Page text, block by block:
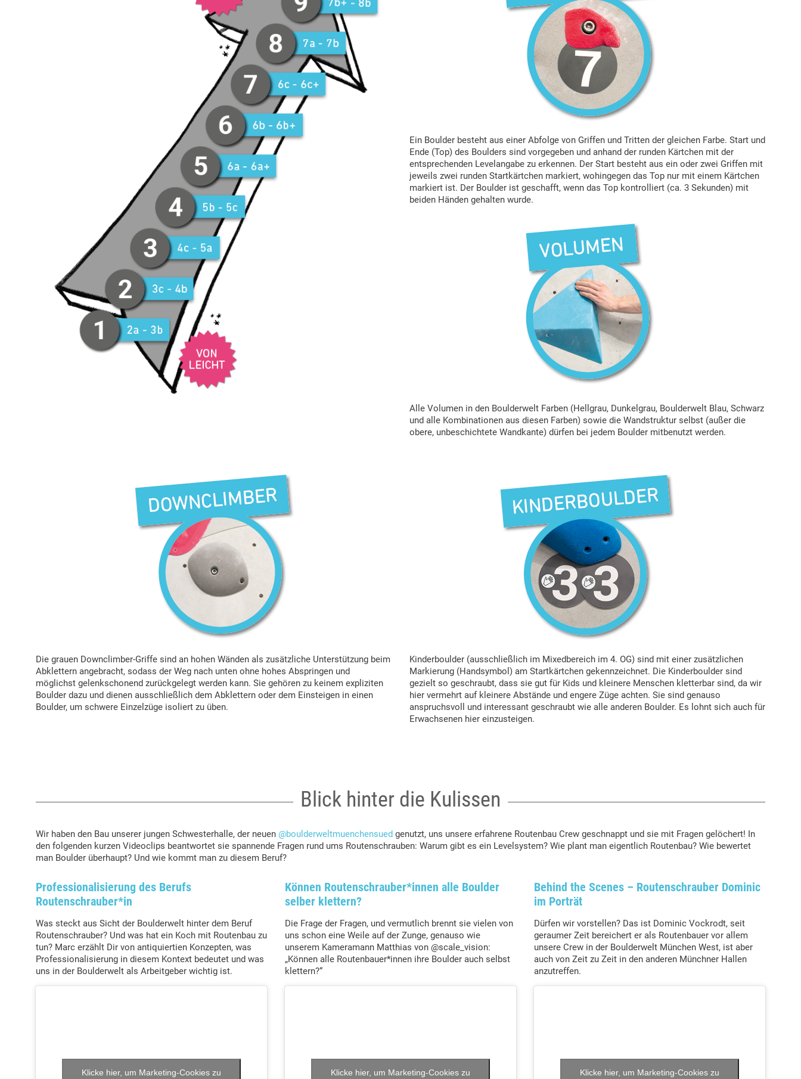
Ein Boulder besteht aus einer Abfolge von Griffen und Tritten der gleichen Farbe. Start und
Ende (Top) des Boulders sind vorgegeben und anhand der runden Kärtchen mit der
entsprechenden Levelangabe zu erkennen. Der Start besteht aus ein oder zwei Griffen mit
jeweils zwei runden Startkärtchen markiert, wohingegen das Top nur mit einem Kärtchen
markiert ist. Der Boulder ist geschafft, wenn das Top kontrolliert (ca. 3 Sekunden) mit
beiden Händen gehalten wurde.
Alle Volumen in den Boulderwelt Farben (Hellgrau, Dunkelgrau, Boulderwelt Blau, Schwarz
und alle Kombinationen aus diesen Farben) sowie die Wandstruktur selbst (außer die
obere, unbeschichtete Wandkante) dürfen bei jedem Boulder mitbenutzt werden.
Die grauen Downclimber-Griffe sind an hohen Wänden als zusätzliche Unterstützung beim
Abklettern angebracht, sodass der Weg nach unten ohne hohes Abspringen und
möglichst gelenkschonend zurückgelegt werden kann. Sie gehören zu keinem expliziten
Boulder dazu und dienen ausschließlich dem Abklettern oder dem Einsteigen in einen
Boulder, um schwere Einzelzüge isoliert zu üben.
Kinderboulder (ausschließlich im Mixedbereich im 4. OG) sind mit einer zusätzlichen
Markierung (Handsymbol) am Startkärtchen gekennzeichnet. Die Kinderboulder sind
gezielt so geschraubt, dass sie gut für Kids und kleinere Menschen kletterbar sind, da wir
hier vermehrt auf kleinere Abstände und engere Züge achten. Sie sind genauso
anspruchsvoll und interessant geschraubt wie alle anderen Boulder. Es lohnt sich auch für
Erwachsenen hier einzusteigen.
Blick hinter die Kulissen
Wir haben den Bau unserer jungen Schwesterhalle, der neuen @boulderweltmuenchensued genutzt, uns unsere erfahrene Routenbau Crew geschnappt und sie mit Fragen gelöchert! In
den folgenden kurzen Videoclips beantwortet sie spannende Fragen rund ums Routenschrauben: Warum gibt es ein Levelsystem? Wie plant man eigentlich Routenbau? Wie bewertet
man Boulder überhaupt? Und wie kommt man zu diesem Beruf?
Professionalisierung des Berufs
Routenschrauber*in
Was steckt aus Sicht der Boulderwelt hinter dem Beruf
Routenschrauber? Und was hat ein Koch mit Routenbau zu
tun? Marc erzählt Dir von antiquiertien Konzepten, was
Professionalisierung in diesem Kontext bedeutet und was
uns in der Boulderwelt als Arbeitgeber wichtig ist.
Klicke hier, um Marketing-Cookies zu
Können Routenschrauber*innen alle Boulder
selber klettern?
Die Frage der Fragen, und vermutlich brennt sie vielen von
uns schon eine Weile auf der Zunge, genauso wie
unserem Kameramann Matthias von @scale_vision:
„Können alle Routenbauer*innen ihre Boulder auch selbst
klettern?“
Klicke hier, um Marketing-Cookies zu
Behind the Scenes – Routenschrauber Dominic
im Porträt
Dürfen wir vorstellen? Das ist Dominic Vockrodt, seit
geraumer Zeit bereichert er als Routenbauer vor allem
unsere Crew in der Boulderwelt München West, ist aber
auch von Zeit zu Zeit in den anderen Münchner Hallen
anzutreffen.
Klicke hier, um Marketing-Cookies zu